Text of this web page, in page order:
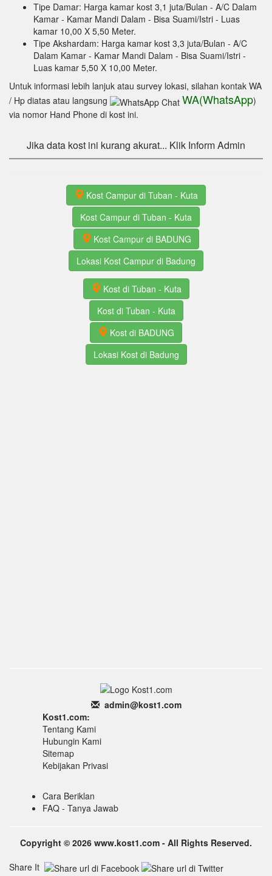
Tipe Damar: Harga kamar kost 3,1 juta/Bulan - A/C Dalam
Kamar - Kamar Mandi Dalam - Bisa Suami/Istri - Luas
kamar 10,00 X 5,50 Meter.
Tipe Akshardam: Harga kamar kost 3,3 juta/Bulan - A/C
Dalam Kamar - Kamar Mandi Dalam - Bisa Suami/Istri -
Luas kamar 5,50 X 10,00 Meter.
Untuk informasi lebih lanjuk atau survey lokasi, silahan kontak WA
/ Hp diatas atau langsung
WA(WhatsApp)
via nomor Hand Phone di kost ini.
Jika data kost ini kurang akurat... Klik Inform Admin
Kost Campur di Tuban - Kuta
Kost Campur di Tuban - Kuta
Kost Campur di BADUNG
Lokasi Kost Campur di Badung
Kost di Tuban - Kuta
Kost di Tuban - Kuta
Kost di BADUNG
Lokasi Kost di Badung
admin@kost1.com
Kost1.com:
Tentang Kami
Hubungin Kami
Sitemap
Kebijakan Privasi
Cara Beriklan
FAQ - Tanya Jawab
Copyright © 2026 www.kost1.com - All Rights Reserved.
Share It